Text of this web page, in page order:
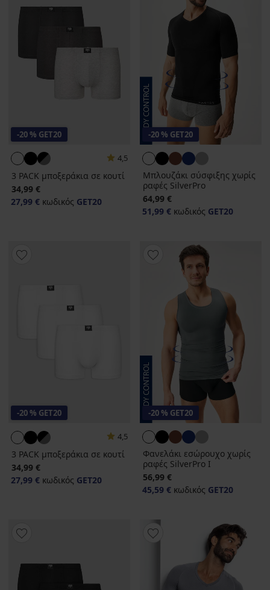
-20 % GET20
4,5
3 PACK μποξεράκια σε κουτί
34,99 €
27,99 € κωδικός GET20
-20 % GET20
Μπλουζάκι σύσφιξης χωρίς
ραφές SilverPro
64,99 €
51,99 € κωδικός GET20
-20 % GET20
4,5
3 PACK μποξεράκια σε κουτί
34,99 €
27,99 € κωδικός GET20
-20 % GET20
Φανελάκι εσώρουχο χωρίς
ραφές SilverPro Ι
56,99 €
45,59 € κωδικός GET20